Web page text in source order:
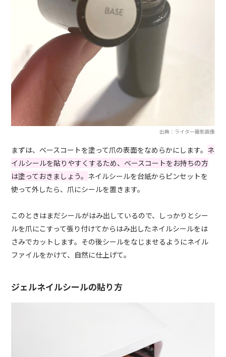
出典：ライター撮影画像
まずは、ベースコートを塗って爪の表面をなめらかにします。 ネ
イルシールを貼りやすくするため、ベースコートをお持ちの方
は塗っておきましょう。 ネイルシールを台紙からピンセットを
使って外したら、爪にシールを置きます。
このときはまだシールがはみ出しているので、しっかりとシー
ルを爪にこすって張り付けてからはみ出したネイルシールをは
さみでカットします。その後シールをなじませるようにネイル
ファイルをかけて、自然に仕上げて。
ジェルネイルシールの貼り方